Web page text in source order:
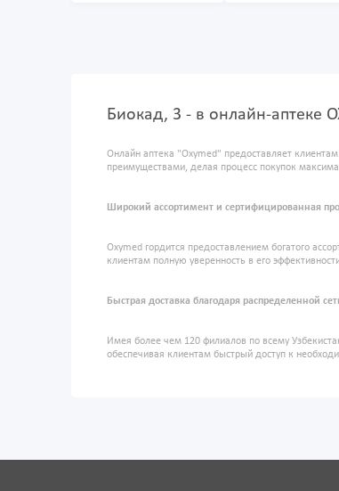
Биокад, 3 - в онлайн-аптеке
Онлайн аптека "Oxymed" предоставляет
преимуществами, делая процесс покупок
Широкий ассортимент и сертифицированная
Oxymed гордится предоставлением богатого
клиентам полную уверенность в его
Быстрая доставка благодаря распределенной
Имея более чем 120 филиалов по всему
обеспечивая клиентам быстрый доступ к